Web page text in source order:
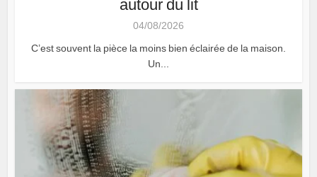
autour du lit
04/08/2026
C’est souvent la pièce la moins bien éclairée de la maison.
Un...